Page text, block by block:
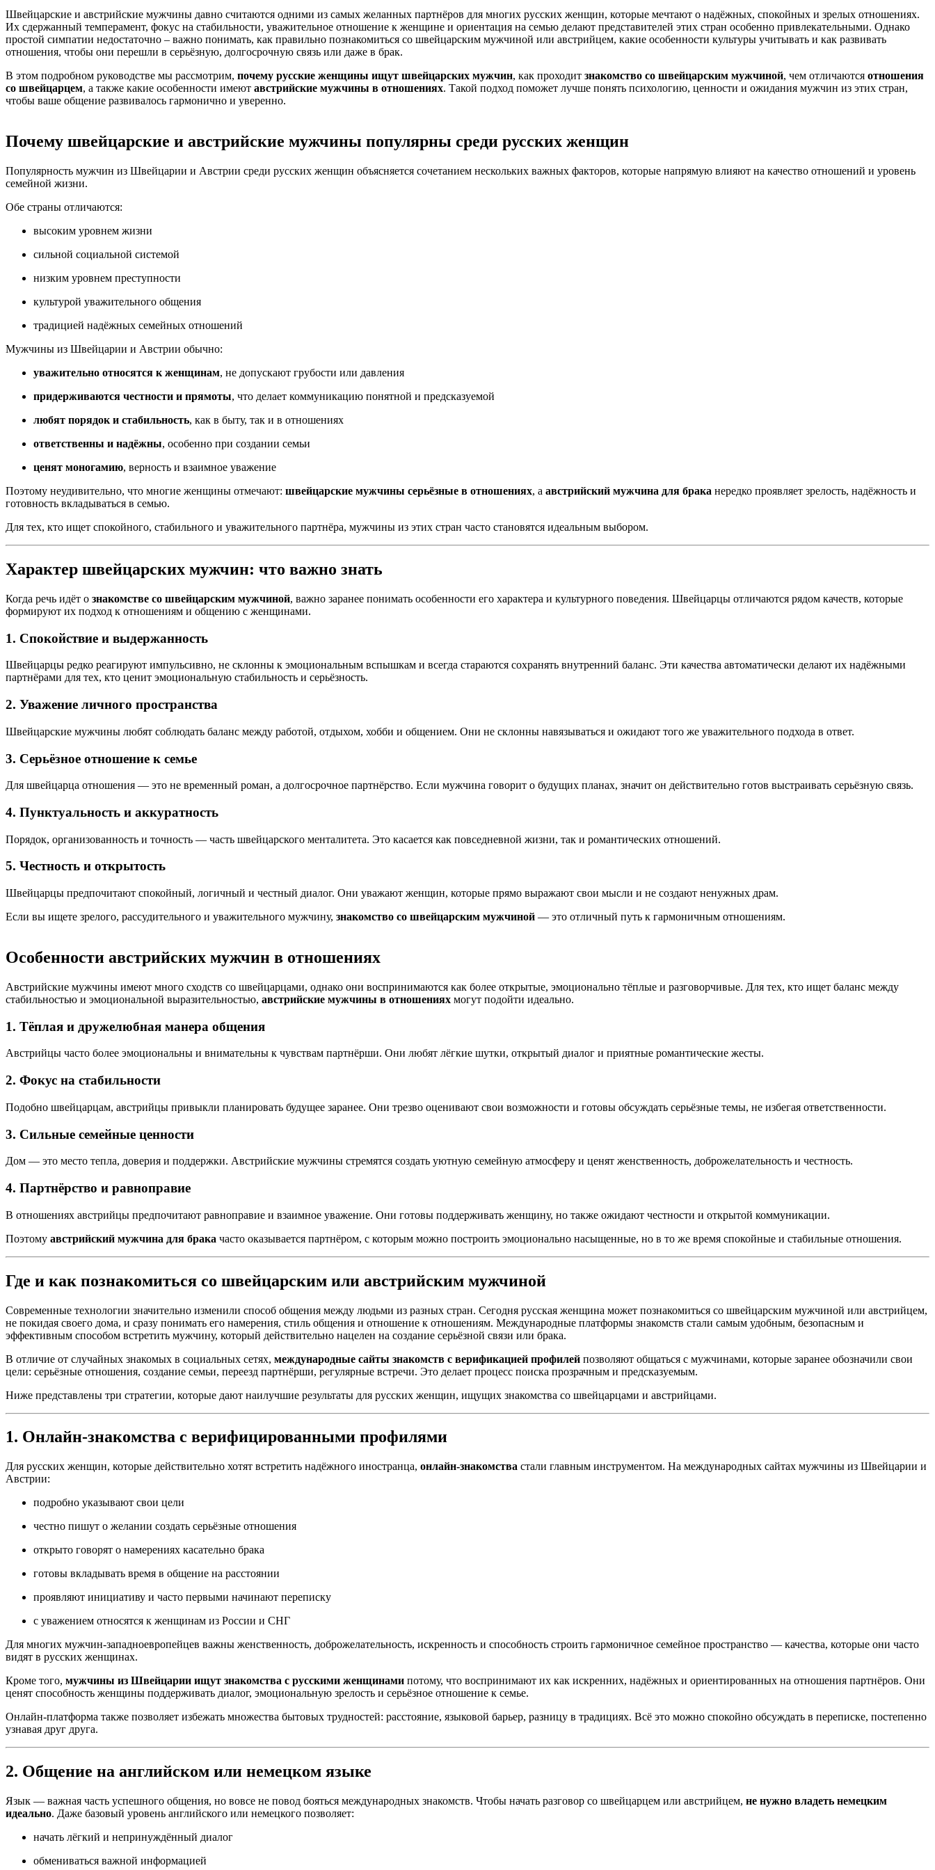
Швейцарские и австрийские мужчины давно считаются одними из самых желанных партнёров для многих русских женщин, которые мечтают о надёжных, спокойных и зрелых отношениях.
Их сдержанный темперамент, фокус на стабильности, уважительное отношение к женщине и ориентация на семью делают представителей этих стран особенно привлекательными. Однако
простой симпатии недостаточно – важно понимать, как правильно познакомиться со швейцарским мужчиной или австрийцем, какие особенности культуры учитывать и как развивать
отношения, чтобы они перешли в серьёзную, долгосрочную связь или даже в брак.
В этом подробном руководстве мы рассмотрим, почему русские женщины ищут швейцарских мужчин, как проходит знакомство со швейцарским мужчиной, чем отличаются отношения
со швейцарцем, а также какие особенности имеют австрийские мужчины в отношениях. Такой подход поможет лучше понять психологию, ценности и ожидания мужчин из этих стран,
чтобы ваше общение развивалось гармонично и уверенно.
Почему швейцарские и австрийские мужчины популярны среди русских женщин
Популярность мужчин из Швейцарии и Австрии среди русских женщин объясняется сочетанием нескольких важных факторов, которые напрямую влияют на качество отношений и уровень
семейной жизни.
Обе страны отличаются:
высоким уровнем жизни
сильной социальной системой
низким уровнем преступности
культурой уважительного общения
традицией надёжных семейных отношений
Мужчины из Швейцарии и Австрии обычно:
уважительно относятся к женщинам, не допускают грубости или давления
придерживаются честности и прямоты, что делает коммуникацию понятной и предсказуемой
любят порядок и стабильность, как в быту, так и в отношениях
ответственны и надёжны, особенно при создании семьи
ценят моногамию, верность и взаимное уважение
Поэтому неудивительно, что многие женщины отмечают: швейцарские мужчины серьёзные в отношениях, а австрийский мужчина для брака нередко проявляет зрелость, надёжность и
готовность вкладываться в семью.
Для тех, кто ищет спокойного, стабильного и уважительного партнёра, мужчины из этих стран часто становятся идеальным выбором.
Характер швейцарских мужчин: что важно знать
Когда речь идёт о знакомстве со швейцарским мужчиной, важно заранее понимать особенности его характера и культурного поведения. Швейцарцы отличаются рядом качеств, которые
формируют их подход к отношениям и общению с женщинами.
1. Спокойствие и выдержанность
Швейцарцы редко реагируют импульсивно, не склонны к эмоциональным вспышкам и всегда стараются сохранять внутренний баланс. Эти качества автоматически делают их надёжными
партнёрами для тех, кто ценит эмоциональную стабильность и серьёзность.
2. Уважение личного пространства
Швейцарские мужчины любят соблюдать баланс между работой, отдыхом, хобби и общением. Они не склонны навязываться и ожидают того же уважительного подхода в ответ.
3. Серьёзное отношение к семье
Для швейцарца отношения — это не временный роман, а долгосрочное партнёрство. Если мужчина говорит о будущих планах, значит он действительно готов выстраивать серьёзную связь.
4. Пунктуальность и аккуратность
Порядок, организованность и точность — часть швейцарского менталитета. Это касается как повседневной жизни, так и романтических отношений.
5. Честность и открытость
Швейцарцы предпочитают спокойный, логичный и честный диалог. Они уважают женщин, которые прямо выражают свои мысли и не создают ненужных драм.
Если вы ищете зрелого, рассудительного и уважительного мужчину, знакомство со швейцарским мужчиной — это отличный путь к гармоничным отношениям.
Особенности австрийских мужчин в отношениях
Австрийские мужчины имеют много сходств со швейцарцами, однако они воспринимаются как более открытые, эмоционально тёплые и разговорчивые. Для тех, кто ищет баланс между
стабильностью и эмоциональной выразительностью, австрийские мужчины в отношениях могут подойти идеально.
1. Тёплая и дружелюбная манера общения
Австрийцы часто более эмоциональны и внимательны к чувствам партнёрши. Они любят лёгкие шутки, открытый диалог и приятные романтические жесты.
2. Фокус на стабильности
Подобно швейцарцам, австрийцы привыкли планировать будущее заранее. Они трезво оценивают свои возможности и готовы обсуждать серьёзные темы, не избегая ответственности.
3. Сильные семейные ценности
Дом — это место тепла, доверия и поддержки. Австрийские мужчины стремятся создать уютную семейную атмосферу и ценят женственность, доброжелательность и честность.
4. Партнёрство и равноправие
В отношениях австрийцы предпочитают равноправие и взаимное уважение. Они готовы поддерживать женщину, но также ожидают честности и открытой коммуникации.
Поэтому австрийский мужчина для брака часто оказывается партнёром, с которым можно построить эмоционально насыщенные, но в то же время спокойные и стабильные отношения.
Где и как познакомиться со швейцарским или австрийским мужчиной
Современные технологии значительно изменили способ общения между людьми из разных стран. Сегодня русская женщина может познакомиться со швейцарским мужчиной или австрийцем,
не покидая своего дома, и сразу понимать его намерения, стиль общения и отношение к отношениям. Международные платформы знакомств стали самым удобным, безопасным и
эффективным способом встретить мужчину, который действительно нацелен на создание серьёзной связи или брака.
В отличие от случайных знакомых в социальных сетях, международные сайты знакомств с верификацией профилей позволяют общаться с мужчинами, которые заранее обозначили свои
цели: серьёзные отношения, создание семьи, переезд партнёрши, регулярные встречи. Это делает процесс поиска прозрачным и предсказуемым.
Ниже представлены три стратегии, которые дают наилучшие результаты для русских женщин, ищущих знакомства со швейцарцами и австрийцами.
1. Онлайн-знакомства с верифицированными профилями
Для русских женщин, которые действительно хотят встретить надёжного иностранца, онлайн-знакомства стали главным инструментом. На международных сайтах мужчины из Швейцарии и
Австрии:
подробно указывают свои цели
честно пишут о желании создать серьёзные отношения
открыто говорят о намерениях касательно брака
готовы вкладывать время в общение на расстоянии
проявляют инициативу и часто первыми начинают переписку
с уважением относятся к женщинам из России и СНГ
Для многих мужчин-западноевропейцев важны женственность, доброжелательность, искренность и способность строить гармоничное семейное пространство — качества, которые они часто
видят в русских женщинах.
Кроме того, мужчины из Швейцарии ищут знакомства с русскими женщинами потому, что воспринимают их как искренних, надёжных и ориентированных на отношения партнёров. Они
ценят способность женщины поддерживать диалог, эмоциональную зрелость и серьёзное отношение к семье.
Онлайн-платформа также позволяет избежать множества бытовых трудностей: расстояние, языковой барьер, разницу в традициях. Всё это можно спокойно обсуждать в переписке, постепенно
узнавая друг друга.
2. Общение на английском или немецком языке
Язык — важная часть успешного общения, но вовсе не повод бояться международных знакомств. Чтобы начать разговор со швейцарцем или австрийцем, не нужно владеть немецким
идеально. Даже базовый уровень английского или немецкого позволяет:
начать лёгкий и непринуждённый диалог
обмениваться важной информацией